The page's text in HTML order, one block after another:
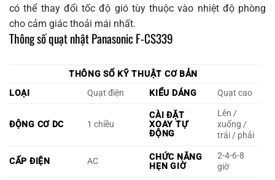
có thể thay đổi tốc độ gió tùy thuộc vào nhiệt độ phòng
cho cảm giác thoải mái nhất.
Thông số quạt nhật Panasonic F-CS339
THÔNG SỐ KỸ THUẬT CƠ BẢN
LOẠI
Quạt điện KIỂU DÁNG Quạt cao
ĐỘNG CƠ DC 1 chiều
CÀI ĐẶT
XOAY TỰ
ĐỘNG
Lên /
xuống /
trái / phải
CẤP ĐIỆN AC
CHỨC NĂNG
HẸN GIỜ
2-4-6-8
giờ